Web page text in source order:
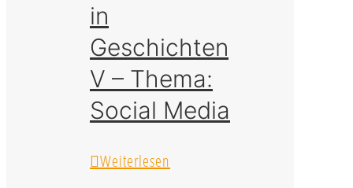
in
Geschichten
V – Thema:
Social Media
Weiterlesen